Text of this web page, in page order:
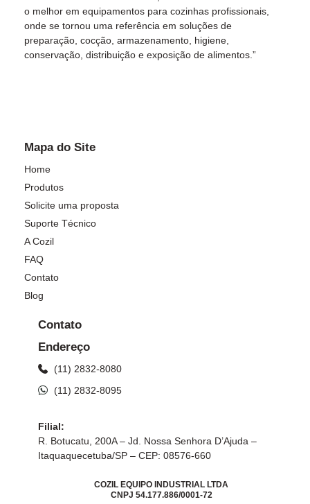
o melhor em equipamentos para cozinhas profissionais,
onde se tornou uma referência em soluções de
preparação, cocção, armazenamento, higiene,
conservação, distribuição e exposição de alimentos.”
Mapa do Site
Home
Produtos
Solicite uma proposta
Suporte Técnico
A Cozil
FAQ
Contato
Blog
Contato
Endereço
(11) 2832-8080
(11) 2832-8095
Filial:
R. Botucatu, 200A – Jd. Nossa Senhora D’Ajuda –
Itaquaquecetuba/SP – CEP: 08576-660
COZIL EQUIPO INDUSTRIAL LTDA
CNPJ 54.177.886/0001-72